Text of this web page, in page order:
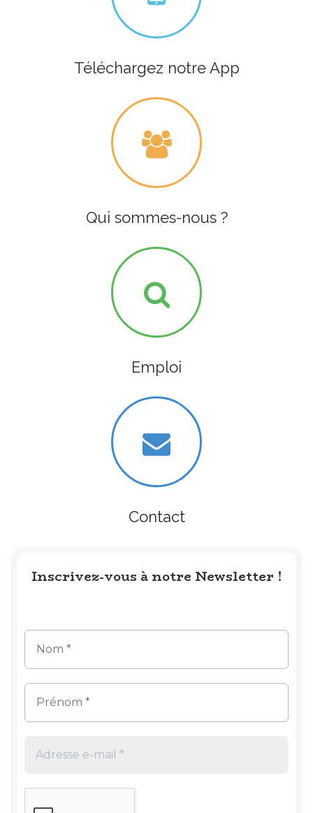
Téléchargez notre App
Qui sommes-nous ?
Emploi
Contact
Inscrivez-vous à notre Newsletter !